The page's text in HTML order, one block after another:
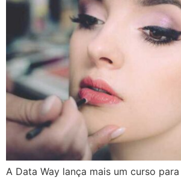
A Data Way lança mais um curso